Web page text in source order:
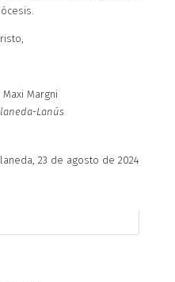
Margni
Lanús
23 de agosto de 2024